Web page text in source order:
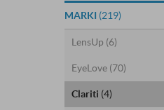
MARKI (219)
LensUp (6)
EyeLove (70)
Clariti (4)